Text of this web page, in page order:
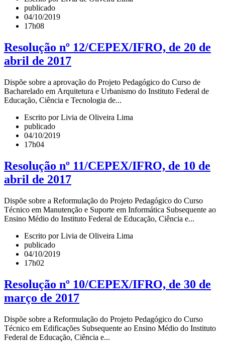
publicado
04/10/2019
17h08
Resolução nº 12/CEPEX/IFRO, de 20 de
abril de 2017
Dispõe sobre a aprovação do Projeto Pedagógico do Curso de
Bacharelado em Arquitetura e Urbanismo do Instituto Federal de
Educação, Ciência e Tecnologia de...
Escrito por Livia de Oliveira Lima
publicado
04/10/2019
17h04
Resolução nº 11/CEPEX/IFRO, de 10 de
abril de 2017
Dispõe sobre a Reformulação do Projeto Pedagógico do Curso
Técnico em Manutenção e Suporte em Informática Subsequente ao
Ensino Médio do Instituto Federal de Educação, Ciência e...
Escrito por Livia de Oliveira Lima
publicado
04/10/2019
17h02
Resolução nº 10/CEPEX/IFRO, de 30 de
março de 2017
Dispõe sobre a Reformulação do Projeto Pedagógico do Curso
Técnico em Edificações Subsequente ao Ensino Médio do Instituto
Federal de Educação, Ciência e...